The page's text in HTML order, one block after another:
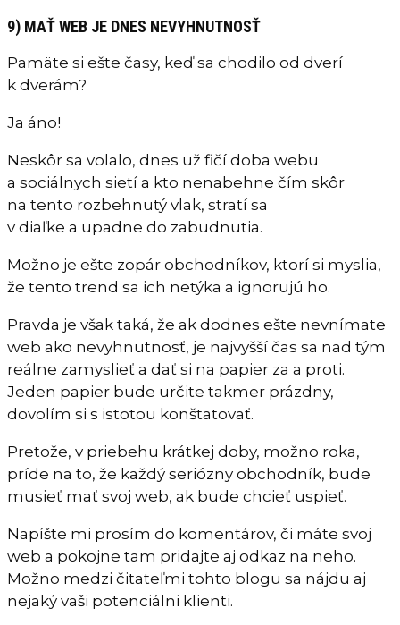
9) MAŤ WEB JE DNES NEVYHNUTNOSŤ
Pamäte si ešte časy, keď sa chodilo od dverí
k dverám?
Ja áno!
Neskôr sa volalo, dnes už fičí doba webu
a sociálnych sietí a kto nenabehne čím skôr
na tento rozbehnutý vlak, stratí sa
v diaľke a upadne do zabudnutia.
Možno je ešte zopár obchodníkov, ktorí si myslia,
že tento trend sa ich netýka a ignorujú ho.
Pravda je však taká, že ak dodnes ešte nevnímate
web ako nevyhnutnosť, je najvyšší čas sa nad tým
reálne zamyslieť a dať si na papier za a proti.
Jeden papier bude určite takmer prázdny,
dovolím si s istotou konštatovať.
Pretože, v priebehu krátkej doby, možno roka,
príde na to, že každý seriózny obchodník, bude
musieť mať svoj web, ak bude chcieť uspieť.
Napíšte mi prosím do komentárov, či máte svoj
web a pokojne tam pridajte aj odkaz na neho.
Možno medzi čitateľmi tohto blogu sa nájdu aj
nejaký vaši potenciálni klienti.